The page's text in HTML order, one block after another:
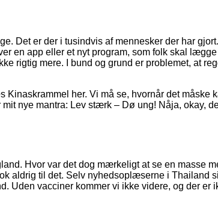
Det er der i tusindvis af mennesker der har
en app eller et nyt program, som folk skal
rigtig mere. I bund og grund er problemet, at
Kinaskrammel her. Vi må se, hvornår det måske
nye mantra: Lev stærk – Dø ung! Nåja, okay,
Hvor var det dog mærkeligt at se en masse
aldrig til det. Selv nyhedsoplæserne i Thailand
Uden vacciner kommer vi ikke videre, og der er